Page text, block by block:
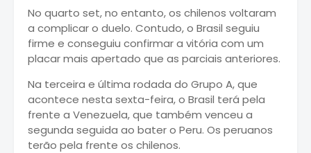
No quarto set, no entanto, os chilenos voltaram
a complicar o duelo. Contudo, o Brasil seguiu
firme e conseguiu confirmar a vitória com um
placar mais apertado que as parciais anteriores.
Na terceira e última rodada do Grupo A, que
acontece nesta sexta-feira, o Brasil terá pela
frente a Venezuela, que também venceu a
segunda seguida ao bater o Peru. Os peruanos
terão pela frente os chilenos.